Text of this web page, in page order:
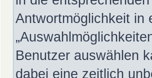
Antwortmöglichkeit in
Benutzer auswählen
dabei eine zeitlich